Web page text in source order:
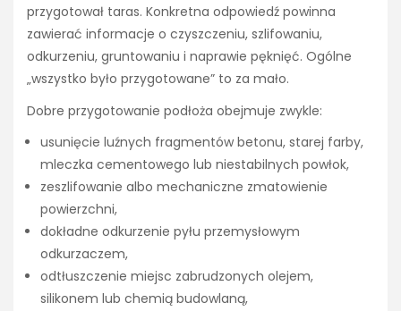
przygotował taras. Konkretna odpowiedź powinna
zawierać informacje o czyszczeniu, szlifowaniu,
odkurzeniu, gruntowaniu i naprawie pęknięć. Ogólne
„wszystko było przygotowane” to za mało.
Dobre przygotowanie podłoża obejmuje zwykle:
usunięcie luźnych fragmentów betonu, starej farby,
mleczka cementowego lub niestabilnych powłok,
zeszlifowanie albo mechaniczne zmatowienie
powierzchni,
dokładne odkurzenie pyłu przemysłowym
odkurzaczem,
odtłuszczenie miejsc zabrudzonych olejem,
silikonem lub chemią budowlaną,